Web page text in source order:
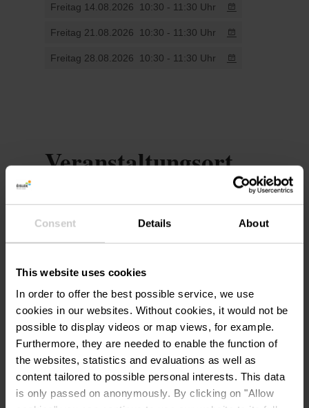
Consent Details About
This website uses cookies
In order to offer the best possible service, we use
cookies in our websites. Without cookies, it would not be
possible to display videos or map views, for example.
Furthermore, they are needed to enable the function of
the websites, statistics and evaluations as well as
content tailored to possible personal interests. This data
is only passed on anonymously. By clicking on "Allow
Freitag 14.08.2026 10:30 - 11:30 Uhr
Freitag 21.08.2026 10:30 - 11:30 Uhr
Freitag 28.08.2026 10:30 - 11:30 Uhr
Veranstaltungsort
Adresse:
Zone piétonne, Ettelbruck
GRAND-RUE -